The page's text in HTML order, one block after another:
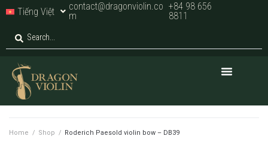
Tiếng Việt
contact@dragonviolin.co
m
+84 98 656
8811
Home / Shop / Roderich Paesold violin bow – DB39